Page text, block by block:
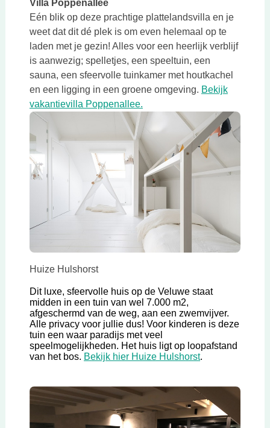
Villa Poppenallee
Eén blik op deze prachtige plattelandsvilla en je
weet dat dit dé plek is om even helemaal op te
laden met je gezin! Alles voor een heerlijk verblijf
is aanwezig; spelletjes, een speeltuin, een
sauna, een sfeervolle tuinkamer met houtkachel
en een ligging in een groene omgeving. Bekijk
vakantievilla Poppenallee.
Huize Hulshorst
Dit luxe, sfeervolle huis op de Veluwe staat
midden in een tuin van wel 7.000 m2,
afgeschermd van de weg, aan een zwemvijver.
Alle privacy voor jullie dus! Voor kinderen is deze
tuin een waar paradijs met veel
speelmogelijkheden. Het huis ligt op loopafstand
van het bos. Bekijk hier Huize HulshorstDeze link opent
.